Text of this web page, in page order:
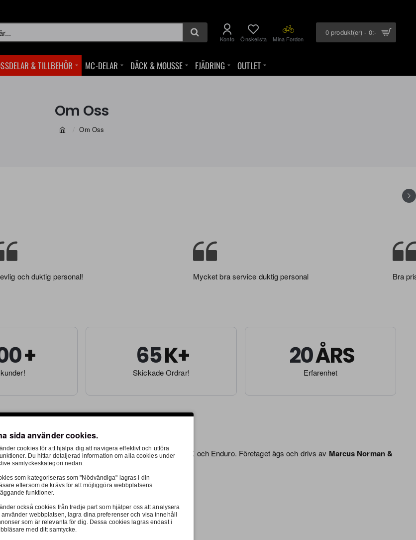
Konto Önskelista Mina Fordon
0 produkt(er) - 0:-
& TILLBEHÖR MC-DELAR DÄCK & MOUSSE FJÄDRING OUTLET
Om Oss
Om Oss
och duktig personal! Mycket bra service duktig personal Bra
65
Skickade Ordrar!
20
Erfarenhet
2012
som söker hojar, reservdelar och tillbehör inom MX och Enduro. Företaget ägs och drivs av Marcus Norman &
affärsmässigt driv med en djup rotad kärlek till sporten.
varumärken till de flesta stora fabrikat, däribland:
sida använder cookies.
cookies för att hjälpa dig att navigera effektivt och utföra
Du hittar detaljerad information om alla cookies under
samtyckeskategori nedan.
som kategoriseras som "Nödvändiga" lagras i din
eftersom de krävs för att möjliggöra webbplatsens
funktioner.
också cookies från tredje part som hjälper oss att analysera
använder webbplatsen, lagra dina preferenser och visa innehåll
som är relevanta för dig. Dessa cookies lagras endast i
med ditt samtycke.